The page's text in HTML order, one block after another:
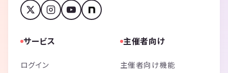
サービス
ログイン
主催者向け
主催者向け機能